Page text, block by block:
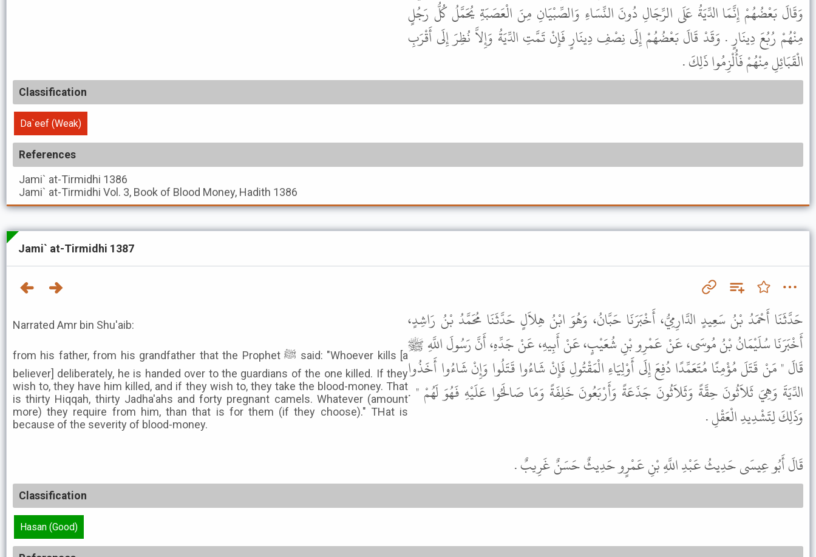
وَقَالَ بَعْضُهُمْ إِنَّمَا الدِّيَةُ عَلَى الرِّجَالِ دُونَ النِّسَاءِ وَالصِّبْيَانِ مِنَ الْعَصَبَةِ يُحَمَّلُ كُلُّ رَجُلٍ
مِنْهُمْ رُبُعَ دِينَارٍ . وَقَدْ قَالَ بَعْضُهُمْ إِلَى نِصْفِ دِينَارٍ فَإِنْ تَمَّتِ الدِّيَةُ وَإِلاَّ نُظِرَ إِلَى أَقْرَبِ
الْقَبَائِلِ مِنْهُمْ فَأُلْزِمُوا ذَلِكَ .
Classification
Da`eef (Weak)
References
Jami` at-Tirmidhi 1386
Jami` at-Tirmidhi Vol. 3, Book of Blood Money, Hadith 1386
Jami` at-Tirmidhi 1387
Narrated Amr bin Shu'aib:
from his father, from his grandfather that the Prophet ﷺ said: "Whoever kills [a
believer] deliberately, he is handed over to the guardians of the one killed. If they
wish to, they have him killed, and if they wish to, they take the blood-money. That
is thirty Hiqqah, thirty Jadha'ahs and forty pregnant camels. Whatever (amount
more) they require from him, than that is for them (if they choose)." THat is
because of the severity of blood-money.
حَدَّثَنَا أَحْمَدُ بْنُ سَعِيدٍ الدَّارِمِيُّ، أَخْبَرَنَا حَبَّانُ، وَهُوَ ابْنُ هِلاَلٍ حَدَّثَنَا مُحَمَّدُ بْنُ رَاشِدٍ،
أَخْبَرَنَا سُلَيْمَانُ بْنُ مُوسَى، عَنْ عَمْرِو بْنِ شُعَيْبٍ، عَنْ أَبِيهِ، عَنْ جَدِّهِ، أَنَّ رَسُولَ اللَّهِ ﷺ
قَالَ " مَنْ قَتَلَ مُؤْمِنًا مُتَعَمِّدًا دُفِعَ إِلَى أَوْلِيَاءِ الْمَقْتُولِ فَإِنْ شَاءُوا قَتَلُوا وَإِنْ شَاءُوا أَخَذُوا
الدِّيَةَ وَهِيَ ثَلاَثُونَ حِقَّةً وَثَلاَثُونَ جَذَعَةً وَأَرْبَعُونَ خَلِفَةً وَمَا صَالَحُوا عَلَيْهِ فَهُوَ لَهُمْ " .
وَذَلِكَ لِتَشْدِيدِ الْعَقْلِ .
قَالَ أَبُو عِيسَى حَدِيثُ عَبْدِ اللَّهِ بْنِ عَمْرٍو حَدِيثٌ حَسَنٌ غَرِيبٌ .
Classification
Hasan (Good)